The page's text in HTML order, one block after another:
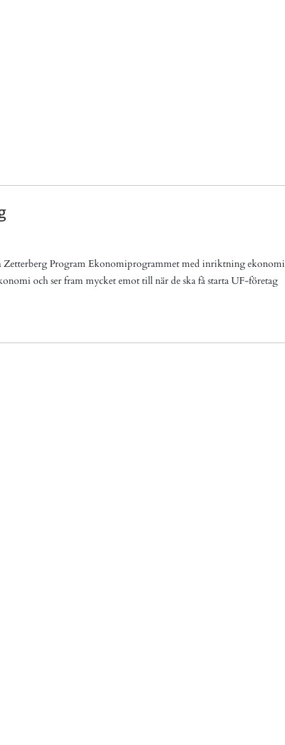
Zetterberg Program Ekonomiprogrammet med inriktning ekonomi
och ser fram mycket emot till när de ska få starta UF-företag